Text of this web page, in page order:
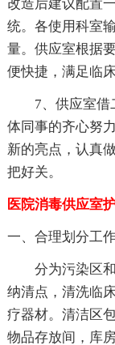
改造后建议配置
统。各使用科室
量。供应室根据
便快捷，满足临床
7、供应室借二
体同事的齐心努
新的亮点，认真
把好关。
医院消毒供应室
一、合理划分工
分为污染区和
纳清点，清洗临
疗器材。清洁区
物品存放间，库